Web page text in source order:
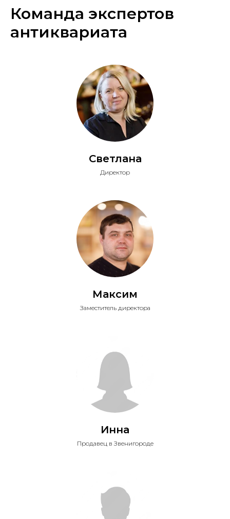
Команда экспертов
антиквариата
Светлана
Директор
Максим
Заместитель директора
Инна
Продавец в Звенигороде